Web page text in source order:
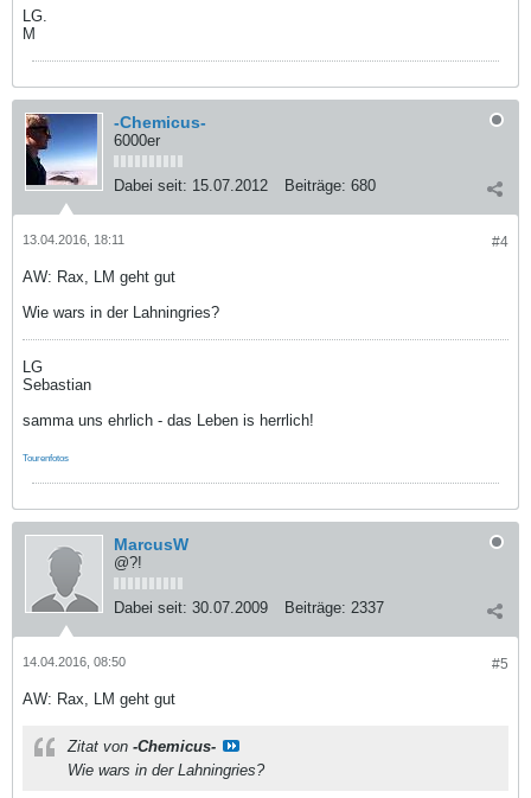
LG.
M
-Chemicus-
6000er
Dabei seit: 15.07.2012 Beiträge: 680
#4
13.04.2016, 18:11
AW: Rax, LM geht gut
Wie wars in der Lahningries?
LG
Sebastian
samma uns ehrlich - das Leben is herrlich!
Tourenfotos
MarcusW
@?!
Dabei seit: 30.07.2009 Beiträge: 2337
#5
14.04.2016, 08:50
AW: Rax, LM geht gut
Zitat von -Chemicus-
Wie wars in der Lahningries?